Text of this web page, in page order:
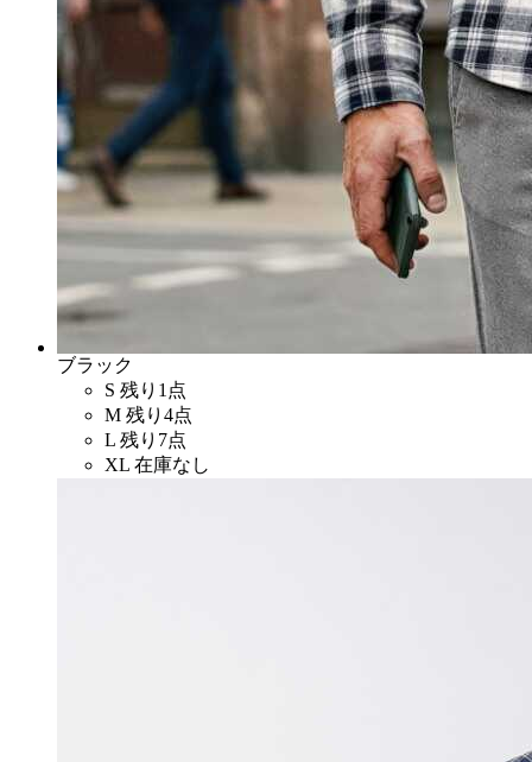
ブラック
S 残り1点
M 残り4点
L 残り7点
XL 在庫なし